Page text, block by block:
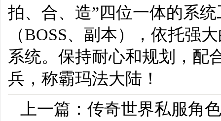
拍、合、造”四位一体的系
（BOSS、副本），依托强
系统。保持耐心和规划，配
兵，称霸玛法大陆！
上一篇： 传奇世界私服角